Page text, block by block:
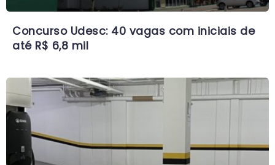
Concurso Udesc: 40 vagas com iniciais de
até R$ 6,8 mil